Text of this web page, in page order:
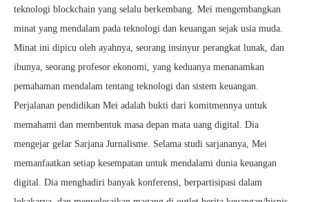
teknologi blockchain yang selalu berkembang. Mei mengembangkan
minat yang mendalam pada teknologi dan keuangan sejak usia muda.
Minat ini dipicu oleh ayahnya, seorang insinyur perangkat lunak, dan
ibunya, seorang profesor ekonomi, yang keduanya menanamkan
pemahaman mendalam tentang teknologi dan sistem keuangan.
Perjalanan pendidikan Mei adalah bukti dari komitmennya untuk
memahami dan membentuk masa depan mata uang digital. Dia
mengejar gelar Sarjana Jurnalisme. Selama studi sarjananya, Mei
memanfaatkan setiap kesempatan untuk mendalami dunia keuangan
digital. Dia menghadiri banyak konferensi, berpartisipasi dalam